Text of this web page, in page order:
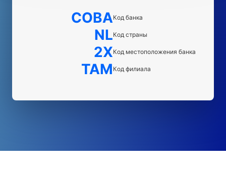
COBAКод банка
NLКод страны
2XКод местоположения банка
TAM Код филиала